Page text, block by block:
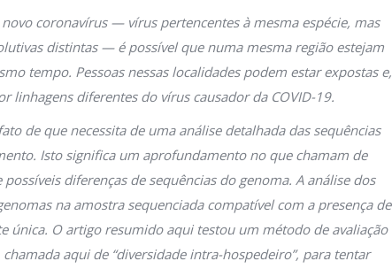
coronavírus — vírus pertencentes à mesma espécie, mas
distintas — é possível que numa mesma região estejam
tempo. Pessoas nessas localidades podem estar expostas e,
linhagens diferentes do vírus causador da COVID-19.
de que necessita de uma análise detalhada das sequências
Isto significa um aprofundamento no que chamam de
diferenças de sequências do genoma. A análise dos
na amostra sequenciada compatível com a presença de
única. O artigo resumido aqui testou um método de avaliação
aqui de “diversidade intra-hospedeiro”, para tentar